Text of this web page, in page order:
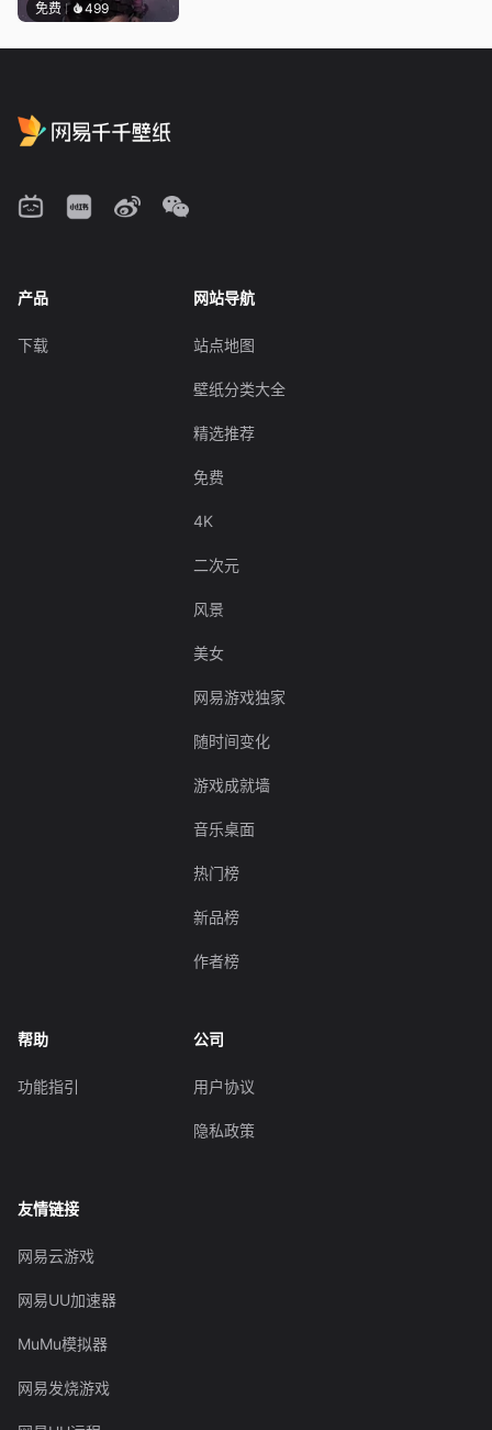
免费 499
产品
下载
网站导航
站点地图
壁纸分类大全
精选推荐
免费
4K
二次元
风景
美女
网易游戏独家
随时间变化
游戏成就墙
音乐桌面
热门榜
新品榜
作者榜
帮助
功能指引
公司
用户协议
隐私政策
友情链接
网易云游戏
网易UU加速器
MuMu模拟器
网易发烧游戏